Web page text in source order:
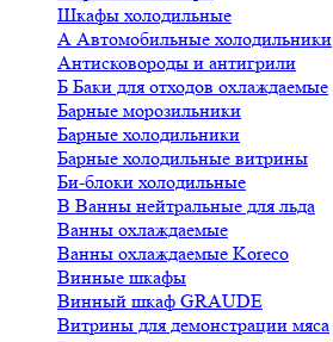
Шкафы холодильные
А Автомобильные холодильники
Антисковороды и антигрили
Б Баки для отходов охлаждаемые
Барные морозильники
Барные холодильники
Барные холодильные витрины
Би-блоки холодильные
В Ванны нейтральные для льда
Ванны охлаждаемые
Ванны охлаждаемые Koreco
Винные шкафы
Винный шкаф GRAUDE
Витрины для демонстрации мяса